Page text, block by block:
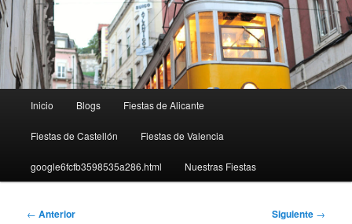
principal
Inicio Blogs Fiestas de Alicante
Fiestas de Castellón Fiestas de Valencia
google6fcfb3598535a286.html Nuestras Fiestas
Navegación
← Anterior Siguiente →